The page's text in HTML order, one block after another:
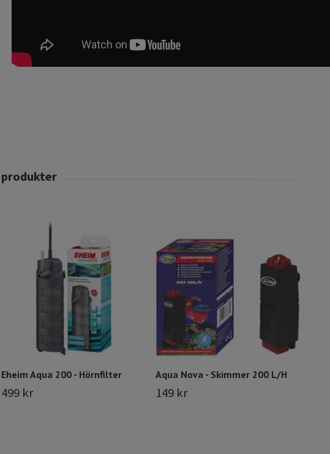
Eheim Aqua 200 - Hörnfilter
499 kr
Aqua Nova - Skimmer 200 L/H
149 kr